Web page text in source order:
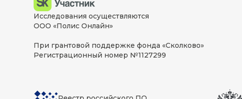
Исследования осуществляются
ООО «Полис Онлайн»
При грантовой поддержке фонда «Сколково»
Регистрационный номер №1127299